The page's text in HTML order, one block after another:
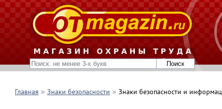
Главная Знаки безопасности Знаки безопасности и